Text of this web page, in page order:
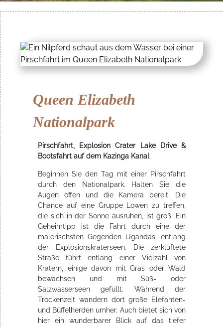
Queen Elizabeth
Nationalpark
Pirschfahrt, Explosion Crater Lake Drive &
Bootsfahrt auf dem Kazinga Kanal
Beginnen Sie den Tag mit einer Pirschfahrt
durch den Nationalpark. Halten Sie die
Augen offen und die Kamera bereit. Die
Chance auf eine Gruppe Löwen zu treffen,
die sich in der Sonne ausruhen, ist groß. Ein
Geheimtipp ist die Fahrt durch eine der
malerischsten Gegenden Ugandas, entlang
der Explosionskraterseen. Die zerklüftete
Straße führt entlang einer Vielzahl von
Kratern, einige davon mit Gras oder Wald
bewachsen und mit Süß- oder
Salzwasserseen gefüllt. Während der
Trockenzeit wandern dort große Elefanten-
und Büffelherden umher. Auch bietet sich von
hier ein wunderbarer Blick auf das tiefer